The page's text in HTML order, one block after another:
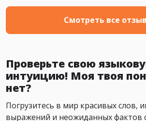
Смотреть все
Проверьте свою
интуицию! Моя твоя
нет?
Погрузитесь в мир красивых слов,
выражений и неожиданных фактов